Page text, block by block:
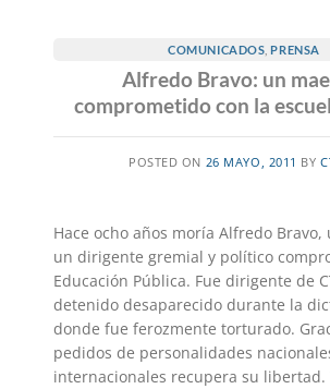
COMUNICADOS ,PRENSA
Alfredo Bravo: un
comprometido con la
POSTED ON 26 MAYO, 2011 BY
Hace ocho años moría Alfredo Bravo,
un dirigente gremial y político
Educación Pública. Fue dirigente de
detenido desaparecido durante la
donde fue ferozmente torturado.
pedidos de personalidades
internacionales recupera su libertad.